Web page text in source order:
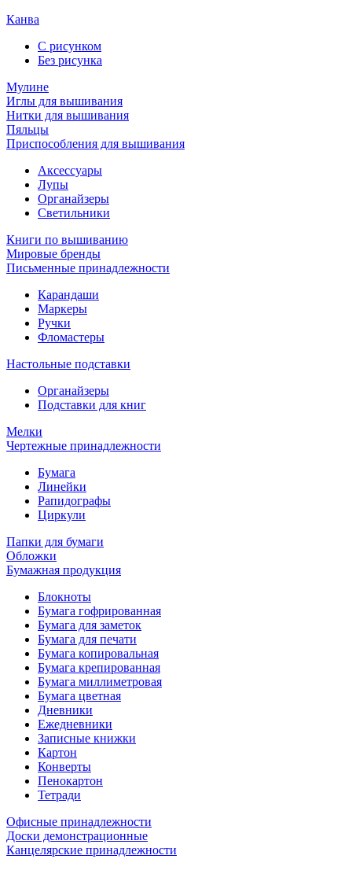
Канва
С рисунком
Без рисунка
Мулине
Иглы для вышивания
Нитки для вышивания
Пяльцы
Приспособления для вышивания
Аксессуары
Лупы
Органайзеры
Светильники
Книги по вышиванию
Мировые бренды
Письменные принадлежности
Карандаши
Маркеры
Ручки
Фломастеры
Настольные подставки
Органайзеры
Подставки для книг
Мелки
Чертежные принадлежности
Бумага
Линейки
Рапидографы
Циркули
Папки для бумаги
Обложки
Бумажная продукция
Блокноты
Бумага гофрированная
Бумага для заметок
Бумага для печати
Бумага копировальная
Бумага крепированная
Бумага миллиметровая
Бумага цветная
Дневники
Ежедневники
Записные книжки
Картон
Конверты
Пенокартон
Тетради
Офисные принадлежности
Доски демонстрационные
Канцелярские принадлежности